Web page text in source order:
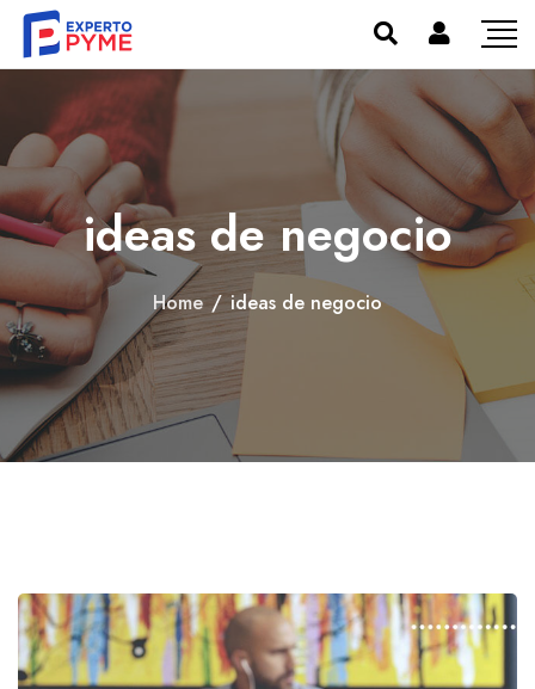
ideas de negocio
Home / ideas de negocio